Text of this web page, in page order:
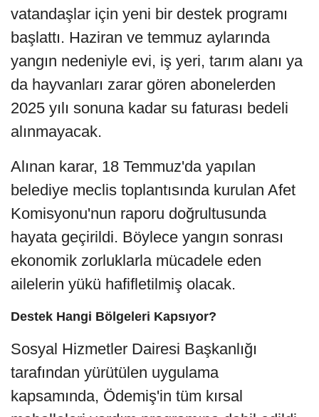
vatandaşlar için yeni bir destek programı
başlattı. Haziran ve temmuz aylarında
yangın nedeniyle evi, iş yeri, tarım alanı ya
da hayvanları zarar gören abonelerden
2025 yılı sonuna kadar su faturası bedeli
alınmayacak.
Alınan karar, 18 Temmuz'da yapılan
belediye meclis toplantısında kurulan Afet
Komisyonu'nun raporu doğrultusunda
hayata geçirildi. Böylece yangın sonrası
ekonomik zorluklarla mücadele eden
ailelerin yükü hafifletilmiş olacak.
Destek Hangi Bölgeleri Kapsıyor?
Sosyal Hizmetler Dairesi Başkanlığı
tarafından yürütülen uygulama
kapsamında, Ödemiş'in tüm kırsal